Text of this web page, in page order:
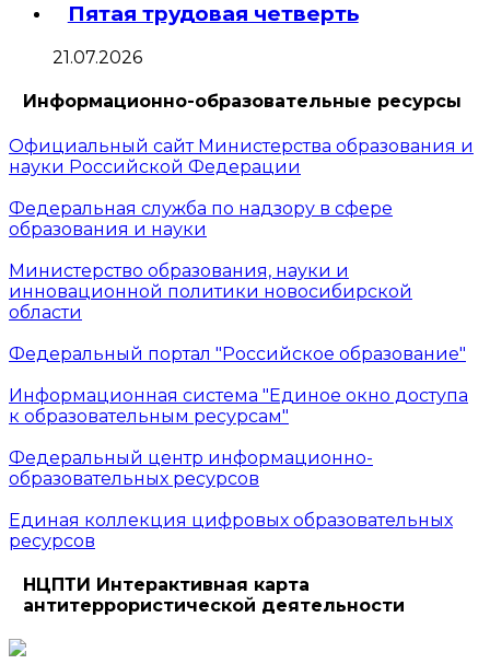
Пятая трудовая четверть
21.07.2026
Информационно-образовательные ресурсы
Официальный сайт Министерства образования и
науки Российской Федерации
Федеральная служба по надзору в сфере
образования и науки
Министерство образования, науки и
инновационной политики новосибирской
области
Федеральный портал "Российское образование"
Информационная система "Единое окно доступа
к образовательным ресурсам"
Федеральный центр информационно-
образовательных ресурсов
Единая коллекция цифровых образовательных
ресурсов
НЦПТИ Интерактивная карта
антитеррористической деятельности